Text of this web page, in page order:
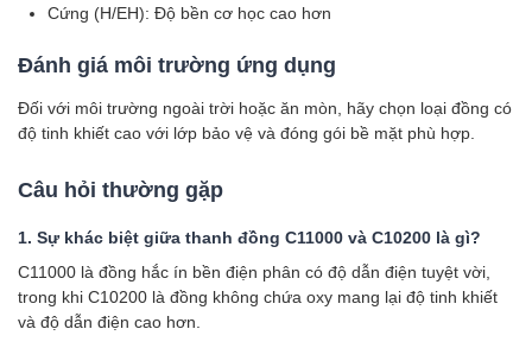
Cứng (H/EH): Độ bền cơ học cao hơn
Đánh giá môi trường ứng dụng
Đối với môi trường ngoài trời hoặc ăn mòn, hãy chọn loại đồng có
độ tinh khiết cao với lớp bảo vệ và đóng gói bề mặt phù hợp.
Câu hỏi thường gặp
1. Sự khác biệt giữa thanh đồng C11000 và C10200 là gì?
C11000 là đồng hắc ín bền điện phân có độ dẫn điện tuyệt vời,
trong khi C10200 là đồng không chứa oxy mang lại độ tinh khiết
và độ dẫn điện cao hơn.